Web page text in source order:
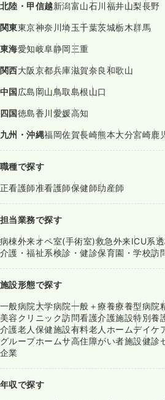
北陸・甲信越新潟富山石川福井山梨長野
関東東京神奈川埼玉千葉茨城栃木群馬
東海愛知岐阜静岡三重
関西大阪京都兵庫滋賀奈良和歌山
中国広島岡山鳥取島根山口
四国徳島香川愛媛高知
九州・沖縄福岡佐賀長崎熊本大分宮崎鹿
職種で探す
正看護師准看護師保健師助産師
担当業務で探す
病棟外来オペ室(手術室)救急外来ICU系
介護・福祉系検診・健診保育園・学校訪
施設形態で探す
一般病院大学病院一般＋療養療養型病院
美容クリニック訪問看護介護施設特別養
介護老人保健施設有料老人ホームデイケ
グループホームサ高住障がい者施設健診
企業
年収で探す